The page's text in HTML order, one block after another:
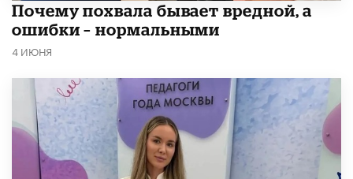
​Почему похвала бывает вредной, а
ошибки – нормальными
4 ИЮНЯ